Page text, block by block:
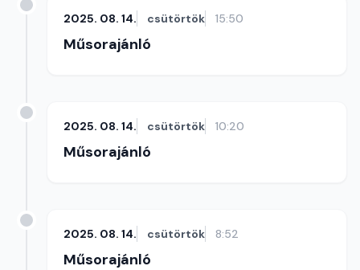
2025. 08. 14. csütörtök 15:50
Műsorajánló
2025. 08. 14. csütörtök 10:20
Műsorajánló
2025. 08. 14. csütörtök 8:52
Műsorajánló